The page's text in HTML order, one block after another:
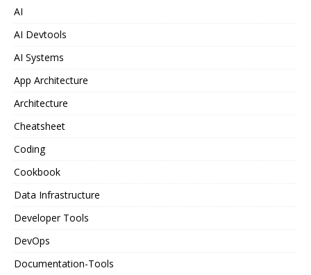
AI
AI Devtools
AI Systems
App Architecture
Architecture
Cheatsheet
Coding
Cookbook
Data Infrastructure
Developer Tools
DevOps
Documentation-Tools